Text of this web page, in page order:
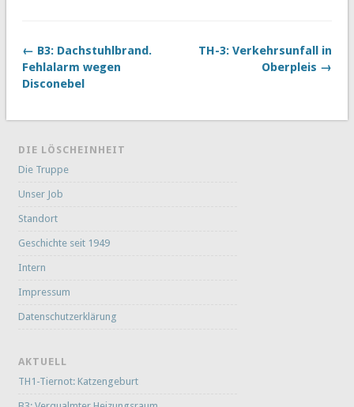
← B3: Dachstuhlbrand.
Fehlalarm wegen
Disconebel
TH-3: Verkehrsunfall in
Oberpleis →
DIE LÖSCHEINHEIT
Die Truppe
Unser Job
Standort
Geschichte seit 1949
Intern
Impressum
Datenschutzerklärung
AKTUELL
TH1-Tiernot: Katzengeburt